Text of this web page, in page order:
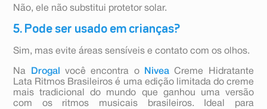
Não, ele não substitui protetor solar.
5. Pode ser usado em crianças?
Sim, mas evite áreas sensíveis e contato com os olhos.
Na Drogal você encontra o Nivea Creme Hidratante
Lata Ritmos Brasileiros é uma edição limitada do creme
mais tradicional do mundo que ganhou uma versão
com os ritmos musicais brasileiros. Ideal para